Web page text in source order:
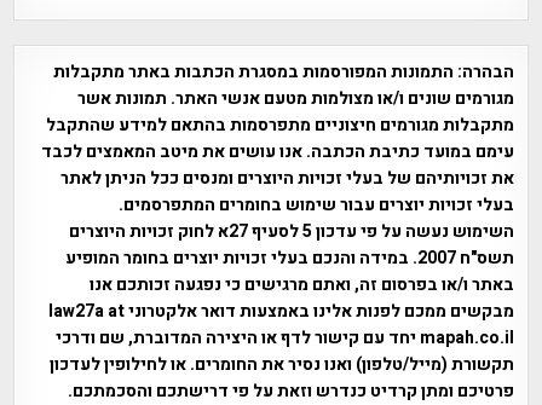
הבהרה: התמונות המפורסמות במסגרת הכתבות באתר מתקבלות
מגורמים שונים ו/או מצולמות מטעם אנשי האתר. תמונות אשר
מתקבלות מגורמים חיצוניים מתפרסמות בהתאם למידע שהתקבל
עימם במועד כתיבת הכתבה. אנו עושים את מיטב המאמצים לכבד
את זכויותיהם של בעלי זכויות היוצרים ומנסים ככל הניתן לאתר
בעלי זכויות יוצרים עבור שימוש בחומרים המתפרסמים.
השימוש נעשה על פי עדכון 5 לסעיף 27א לחוק זכויות היוצרים
תשס"ח 2007. במידה והנכם בעלי זכויות יוצרים בחומר המופיע
באתר ו/או בפרסום זה, ואתם מרגישים כי נפגעה זכותכם אנו
מבקשים ממכם לפנות אלינו באמצעות דואר אלקטרוני law27a at
mapah.co.il יחד עם קישור לדף או היצירה המדוברת, שם ודרכי
תקשורת (מייל/טלפון) ואנו נסיר את החומרים. או לחילופין לעדכון
פרטיכם ומתן קרדיט כנדרש וזאת על פי דרישתכם והסכמתכם.